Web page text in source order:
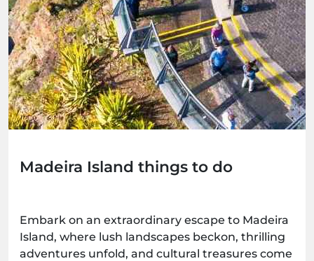
Madeira Island things to do
Embark on an extraordinary escape to Madeira
Island, where lush landscapes beckon, thrilling
adventures unfold, and cultural treasures come